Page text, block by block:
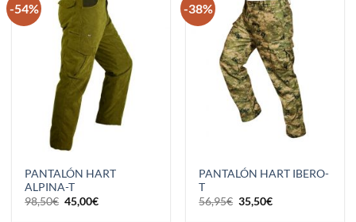
-54%
PANTALÓN HART
ALPINA-T
98,50€ El
precio
45,00€El
-38%
PANTALÓN HART IBERO-
T
56,95€ El
precio
35,50€El